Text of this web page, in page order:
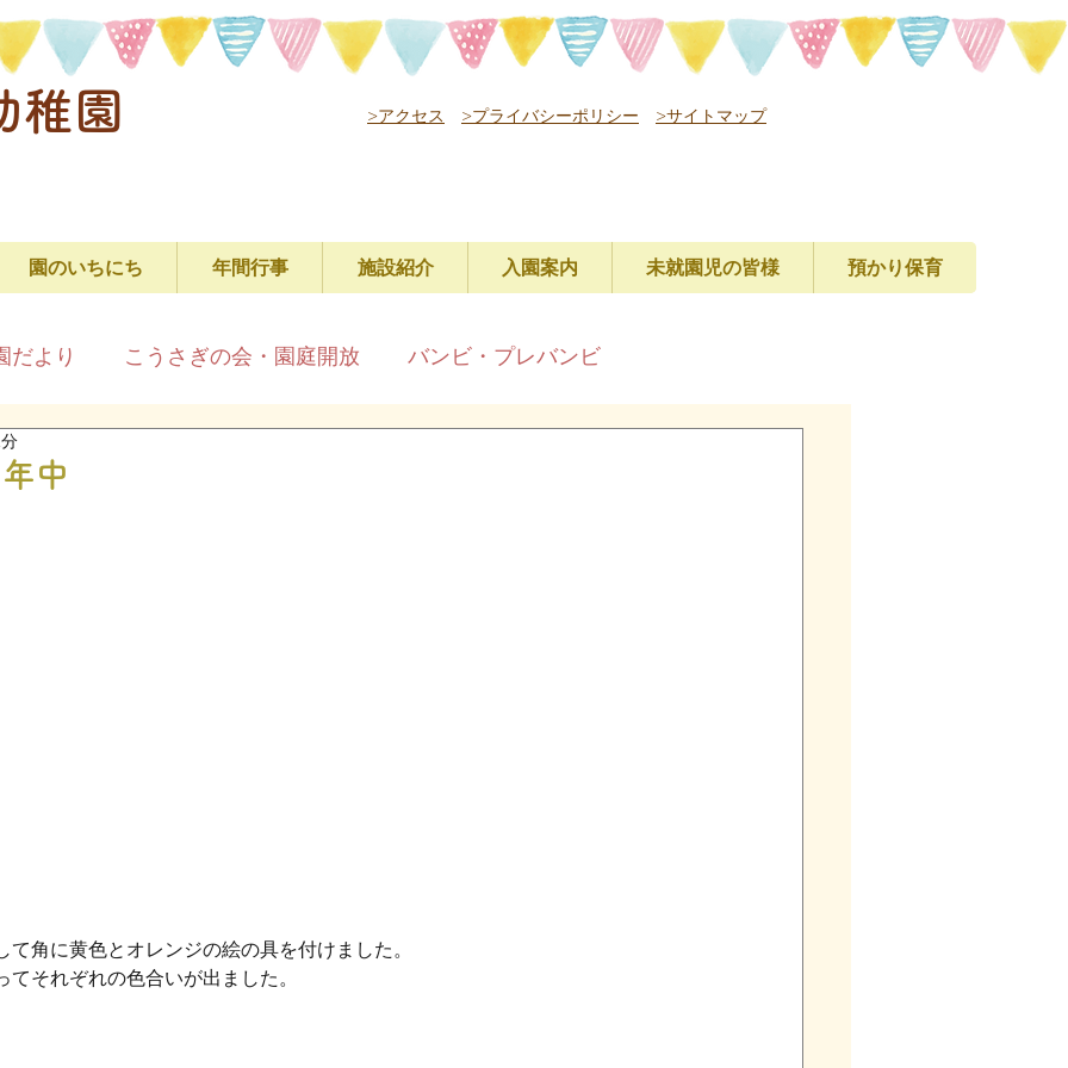
稚園 >アクセス >プライバシーポリシー >サイトマップ
園のいちにち 年間行事 施設紹介 入園案内 未就園児の皆様 預かり保育
だより こうさぎの会・園庭開放 バンビ・プレバンビ
中
て角に黄色とオレンジの絵の具を付けました。
それぞれの色合いが出ました。